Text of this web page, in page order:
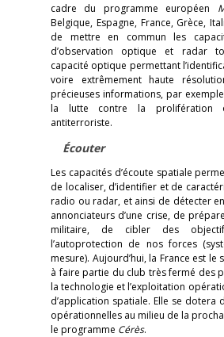
cadre du programme européen
Belgique, Espagne, France, Grèce,
de mettre en commun les
d’observation optique et radar
capacité optique permettant
voire extrêmement haute
précieuses informations, par
la lutte contre la
antiterroriste.
Écouter
Les capacités d’écoute spatiale
de localiser, d’identifier et de
radio ou radar, et ainsi de détecter
annonciateurs d’une crise, de
militaire, de cibler des
l’autoprotection de nos forces
mesure). Aujourd’hui, la France est le
à faire partie du club très fermé des
la technologie et l’exploitation
d’application spatiale. Elle se dotera
opérationnelles au milieu de la
le programme Cérès.